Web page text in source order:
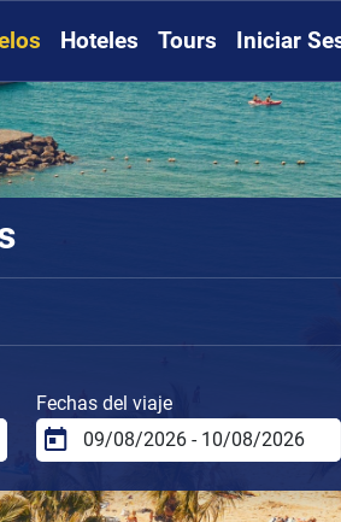
Hoteles Tours Iniciar
Fechas del viaje